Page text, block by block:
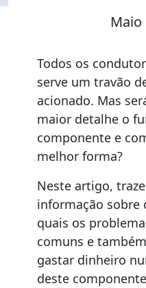
Maio
Todos os
serve um travão
acionado. Mas
maior detalhe o
componente e
melhor forma?
Neste artigo,
informação sobre
quais os
comuns e
gastar dinheiro
deste